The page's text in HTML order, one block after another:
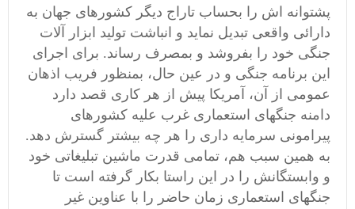
پشتوانه اش را بحساب تاراج دیگر کشورهای جهان به
دارائی واقعی تبدیل نماید و انباشت تولید ابزار آلات
جنگی خود را بفروشد و بمصرف رساند. برای اجرای
این برنامه جنگی و در عین حال، بمنظور فریب اذهان
عمومی از آن، آمریکا پیش از هر کاری قصد دارد
دامنه جنگهای استعماری غرب علیه کشورهای
پیرامونی سرمایه داری را هر چه بیشتر گسترش دهد.
به همین سبب هم، تمامی قدرت ماشین تبلیغاتی خود
و وابستگانش را در این راستا بکار گرفته است تا
جنگهای استعماری زمان حاضر را با عناوین غیر